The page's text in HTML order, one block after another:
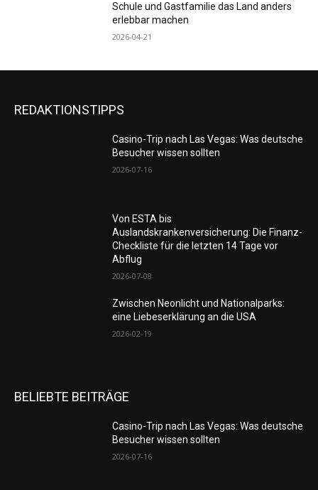
Schule und Gastfamilie das Land anders
erlebbar machen
2026-04-21
REDAKTIONSTIPPS
Casino-Trip nach Las Vegas: Was deutsche
Besucher wissen sollten
2026-07-16
Von ESTA bis
Auslandskrankenversicherung: Die Finanz-
Checkliste für die letzten 14 Tage vor
Abflug
2026-07-08
Zwischen Neonlicht und Nationalparks:
eine Liebeserklärung an die USA
2026-02-19
BELIEBTE BEITRÄGE
Casino-Trip nach Las Vegas: Was deutsche
Besucher wissen sollten
2026-07-16